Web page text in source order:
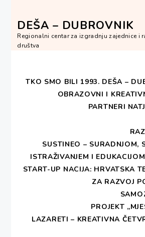
content
DEŠA – DUBROVNIK
Regionalni centar za izgradnju zajednice i
društva
TKO SMO BILI 1993. DEŠA –
OBRAZOVNI I
PARTNERI
SUSTINEO – SURADNJOM,
ISTRAŽIVANJEM I
START-UP NACIJA: HRVATSKA
ZA RAZVOJ
PROJEKT
LAZARETI – KREATIVNA
PROSINAC 31
Dan:31.
Aktivnosti 1992
31. PROSINCA 1992